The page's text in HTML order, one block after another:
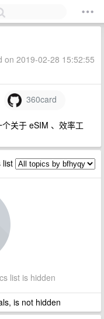
on 2019-02-28 15:52:55
360card
关于 eSIM 、效率工
list
list is hidden
is not hidden